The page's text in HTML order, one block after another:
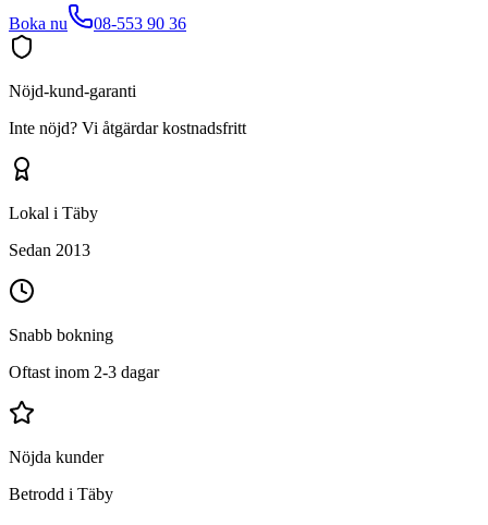
Boka nu 08-553 90 36
Nöjd-kund-garanti
Inte nöjd? Vi åtgärdar kostnadsfritt
Lokal i Täby
Sedan 2013
Snabb bokning
Oftast inom 2-3 dagar
Nöjda kunder
Betrodd i Täby